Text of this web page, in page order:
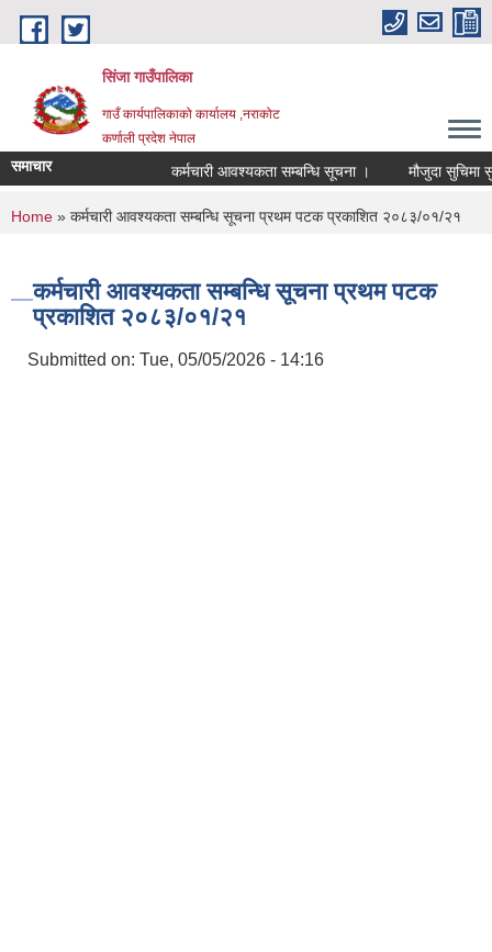
Skip to main content
सिंजा गाउँपालिका
गाउँ कार्यपालिकाको कार्यालय ,नराकोट
कर्णाली प्रदेश नेपाल
समाचार कर्मचारी आवश्यकता सम्बन्धि सूचना । मौजुदा सुचिमा
You are here
Home » कर्मचारी आवश्यकता सम्बन्धि सूचना प्रथम पटक प्रकाशित २०८३/०१/२१
कर्मचारी आवश्यकता सम्बन्धि सूचना प्रथम पटक
प्रकाशित २०८३/०१/२१
Submitted on: Tue, 05/05/2026 - 14:16